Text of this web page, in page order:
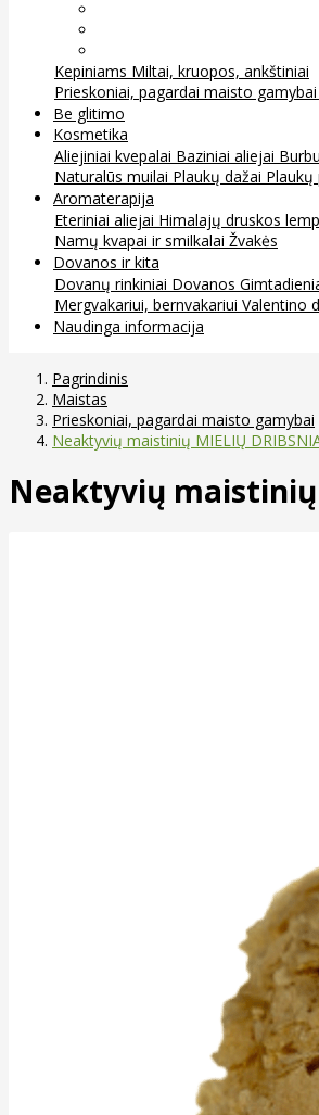
Kepiniams Miltai, kruopos, ankštiniai
Prieskoniai, pagardai maisto gamybai
Be glitimo
Kosmetika
Aliejiniai kvepalai Baziniai aliejai
Naturalūs muilai Plaukų dažai Plaukų
Aromaterapija
Eteriniai aliejai Himalajų druskos
Namų kvapai ir smilkalai Žvakės
Dovanos ir kita
Dovanų rinkiniai Dovanos
Mergvakariui, bernvakariui Valentino
Naudinga informacija
Pagrindinis
Maistas
Prieskoniai, pagardai maisto gamybai
Neaktyvių maistinių MIELIŲ
Neaktyvių maistinių